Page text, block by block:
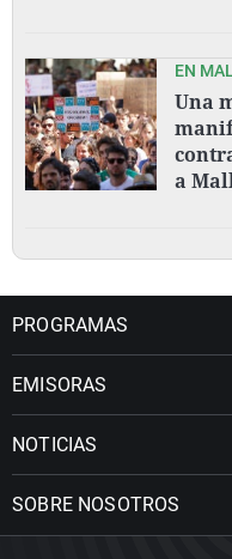
EN
Una
a
PROGRAMAS
EMISORAS
NOTICIAS
SOBRE NOSOTROS